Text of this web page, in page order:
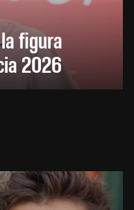
figura
2026